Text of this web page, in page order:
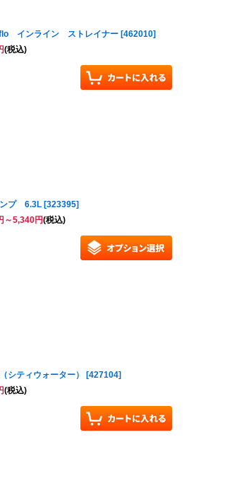
インライン ストレイナー [462010]
(税込)
ンプ 6.3L [323395]
～5,340円(税込)
シティウォーター） [427104]
(税込)